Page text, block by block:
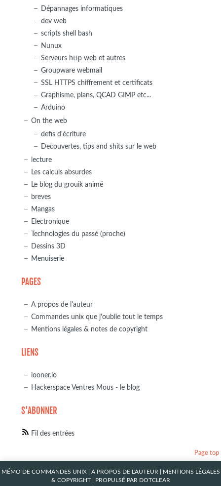
Dépannages informatiques
dev web
scripts shell bash
Nunux
Serveurs http web et autres
Groupware webmail
SSL HTTPS chiffrement et certificats
Graphisme, plans, QCAD GIMP etc...
Arduino
On the web
defis d'écriture
Decouvertes, tips and shits sur le web
lecture
Les calculs absurdes
Le blog du grouik animé
breves
Mangas
Electronique
Technologies du passé (proche)
Dessins 3D
Menuiserie
PAGES
A propos de l'auteur
Commandes unix que j'oublie tout le temps
Mentions légales & notes de copyright
LIENS
iooner.io
Hackerspace Ventres Mous - le blog
S'ABONNER
Fil des entrées
MÉMO DE COMMANDES UNIX| A PROPOS DE L'AUTEUR
MENTIONS LÉGALES
& COPYRIGHT| PROPULSÉ PAR DOTCLEAR
Page top